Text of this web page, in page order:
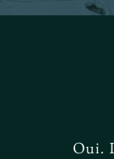
Oui.